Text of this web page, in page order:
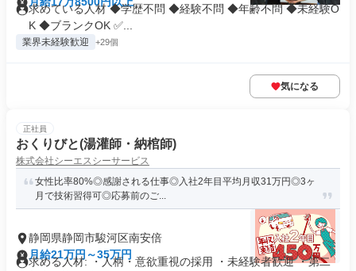
求めている人材 ◆学歴不問 ◆経験不問 ◆年齢不問 ◆未経験O
K ◆ブランクOK ✅...
業界未経験歓迎 +29個
気になる
正社員
おくりびと(湯灌師・納棺師)
株式会社シーエスシーサービス
女性比率80%◎感謝される仕事◎入社2年目平均月収31万円◎3ヶ
月で技術習得可◎応募前のご...
静岡県静岡市駿河区南安倍
月給21万円～35万円
求める人材: ・人柄・意欲重視の採用 ・未経験者歓迎 ・第二